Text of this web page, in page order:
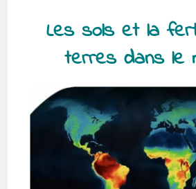
Les sols et la
terres dans le